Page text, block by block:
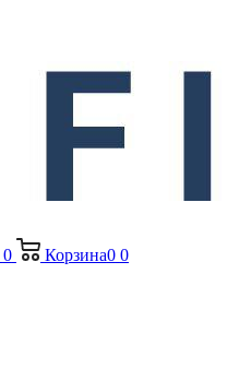
0 Корзина0 0